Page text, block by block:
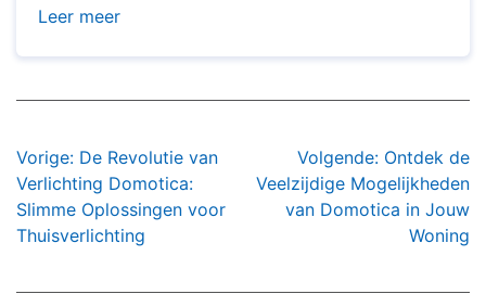
Leer meer
Bericht
navigatie
Vorige: De Revolutie van
Verlichting Domotica:
Slimme Oplossingen voor
Thuisverlichting
Volgende: Ontdek de
Veelzijdige Mogelijkheden
van Domotica in Jouw
Woning